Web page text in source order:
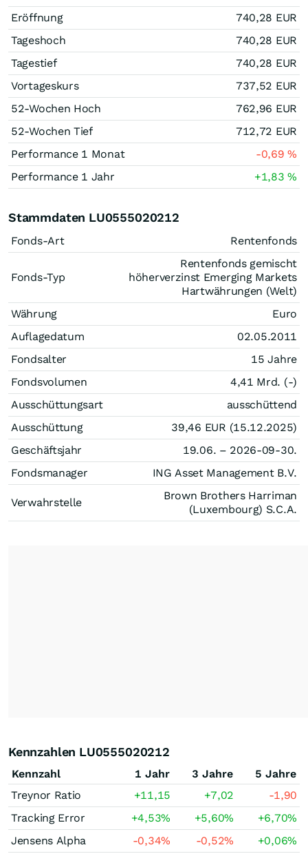
Eröffnung
740,28 EUR
Tageshoch
740,28 EUR
Tagestief
740,28 EUR
Vortageskurs
737,52 EUR
52-Wochen Hoch
762,96 EUR
52-Wochen Tief
712,72 EUR
Performance 1 Monat
-0,69%
Performance 1 Jahr
+1,83%
Stammdaten LU0555020212
Fonds-Art Rentenfonds
Fonds-Typ
Rentenfonds gemischt
höherverzinst Emerging Markets
Hartwährungen (Welt)
Währung
Euro
Auflagedatum
02.05.2011
Fondsalter
15 Jahre
Fondsvolumen
4,41 Mrd. (-)
Ausschüttungsart
ausschüttend
Ausschüttung
39,46 EUR (15.12.2025)
Geschäftsjahr
19.06. – 2026-09-30.
Fondsmanager
ING Asset Management B.V.
Verwahrstelle
Brown Brothers Harriman
(Luxembourg) S.C.A.
Kennzahlen LU0555020212
Kennzahl 1 Jahr 3 Jahre
5 Jahre
Treynor Ratio
+11,15 +7,02
-1,90
Tracking Error
+4,53% +5,60% +6,70%
Jensens Alpha
-0,34% -0,52% +0,06%